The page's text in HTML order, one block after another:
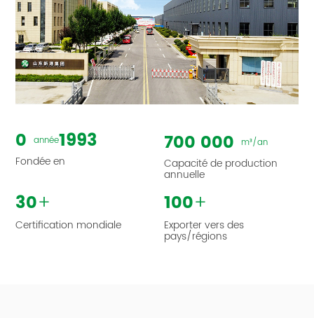
0 année1993
Fondée en
700 000 m³/an
Capacité de production
annuelle
30+
Certification mondiale
100+
Exporter vers des
pays/régions